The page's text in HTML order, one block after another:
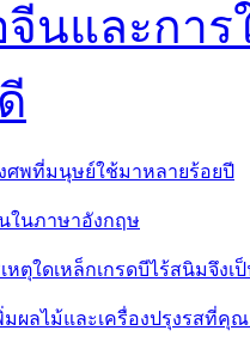
จีนและกา
พที่มนุษย์ใช้มาหลายร้อยปี
นภาษาอังกฤษ
ตุใดเหล็กเกรดบีไร้สนิมจึงเ
ผลไม้และเครื่องปรุงรสที่คุณ